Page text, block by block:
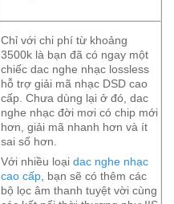
Chỉ với chi phí từ khoảng
3500k là bạn đã có ngay một
chiếc dac nghe nhạc lossless
hỗ trợ giải mã nhạc DSD cao
cấp. Chưa dùng lại ở đó, dac
nghe nhạc đời mơi có chip mới
hơn, giải mã nhanh hơn và ít
sai số hơn.
Với nhiều loạidac nghe nhạc
cao cấp, bạn sẽ có thêm các
bộ lọc âm thanh tuyệt vời cùng